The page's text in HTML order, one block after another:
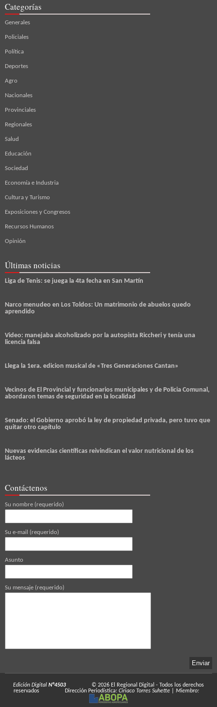
Categorías
Generales
Policiales
Política
Deportes
Agro
Nacionales
Provinciales
Regionales
Salud
Educación
Sociedad
Economía e Industria
Cultura y Turismo
Exposiciones y Congresos
Recursos Humanos
Opinión
Últimas noticias
Liga de Tenis: se juega la 4ta fecha en San Martín
Narco menudeo en Los Toldos: Un matrimonio de abuelos quedo
aprendido
Video: manejaba alcoholizado por la autopista Riccheri y tenía una
licencia falsa
Llega la 1era. edicion musical de «Tres Generaciones Cantan»
Vecinos de El Provincial y funcionarios municipales y de Policia Comunal,
abordaron temas de seguridad en la localidad
Senado: el Gobierno aprobó la ley de propiedad privada, pero tuvo que
quitar otro capítulo
Nuevas evidencias científicas reivindican el valor nutricional de los
lácteos
Contáctenos
Su nombre (requerido)
Su e-mail (requerido)
Asunto
Su mensaje (requerido)
Edición Digital N°4503 © 2026 El Regional Digital - Todos los derechos
reservados
Dirección Periodística: Ciriaco Torres Suhette Miembro: